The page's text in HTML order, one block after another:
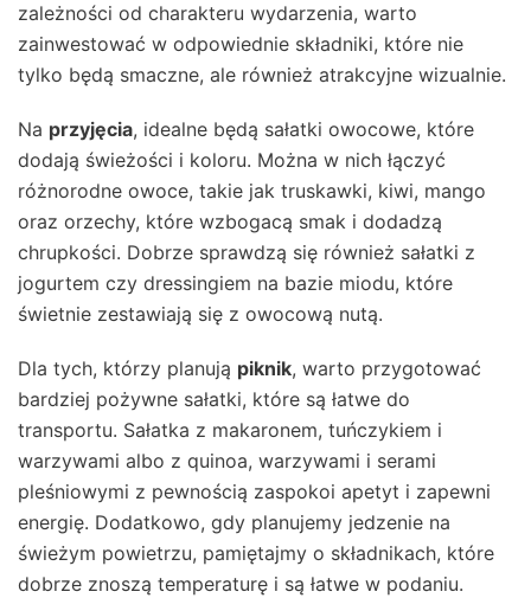
zależności od charakteru wydarzenia, warto
zainwestować w odpowiednie składniki, które nie
tylko będą smaczne, ale również atrakcyjne wizualnie.
Na przyjęcia, idealne będą sałatki owocowe, które
dodają świeżości i koloru. Można w nich łączyć
różnorodne owoce, takie jak truskawki, kiwi, mango
oraz orzechy, które wzbogacą smak i dodadzą
chrupkości. Dobrze sprawdzą się również sałatki z
jogurtem czy dressingiem na bazie miodu, które
świetnie zestawiają się z owocową nutą.
Dla tych, którzy planują piknik, warto przygotować
bardziej pożywne sałatki, które są łatwe do
transportu. Sałatka z makaronem, tuńczykiem i
warzywami albo z quinoa, warzywami i serami
pleśniowymi z pewnością zaspokoi apetyt i zapewni
energię. Dodatkowo, gdy planujemy jedzenie na
świeżym powietrzu, pamiętajmy o składnikach, które
dobrze znoszą temperaturę i są łatwe w podaniu.